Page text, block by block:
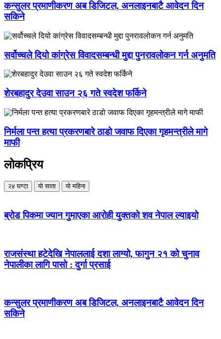
कन्सुलर प्रमाणीकरण अब डिजिटल, अनलाइनबाटै आवेदन दिन
सकिने
सर्वोच्चले दियो कांग्रेस विवादसम्बन्धी मुद्दा पुनरावलोकन गर्न अनुमति
शेरबहादुर देउवा साउन २६ गते स्वदेश फर्किने
निर्मला पन्त हत्या प्रकरणबारे ठाडो जवाफ दिएका गृहमन्त्रीले मागे
माफी
लोकप्रिय
२४ घण्टा यो साता यो महिना
ब्रोड पिकमा ज्यान गुमाएका आरोही युक्तको शव नेपाल ल्याइयो
राजसंस्था हटेदेखि नेपाललाई दशा लाग्यो, फागुन २१ को चुनाव
नेपालीका लागि पासो : दुर्गा प्रसाई
कन्सुलर प्रमाणीकरण अब डिजिटल, अनलाइनबाटै आवेदन दिन
सकिने